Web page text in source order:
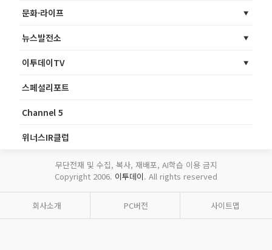
문화·라이프
뉴스발전소
이투데이TV
스페셜리포트
Channel 5
위너스IR클럽
무단전재 및 수집, 복사, 재배포, AI학습 이용 금지
Copyright 2006. 이투데이. All rights reserved
회사소개 PC버전 사이트맵